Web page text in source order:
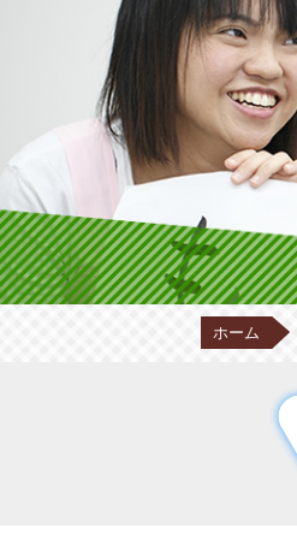
ホーム